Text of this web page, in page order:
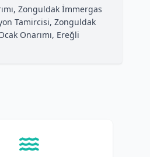
Zonguldak İmmergas
Tamircisi, Zonguldak
Onarımı, Ereğli